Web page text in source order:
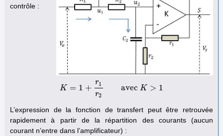
contrôle :
K = 1 +
r1
r2
avec K > 1
K=1 +r1 avec K>1
L’expression de la fonction de transfert peut être retrouvée
rapidement à partir de la répartition des courants (aucun
courant n’entre dans l’amplificateur) :